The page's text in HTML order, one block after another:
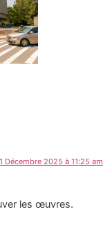
Décembre 2025 à 11:25 am
les œuvres.